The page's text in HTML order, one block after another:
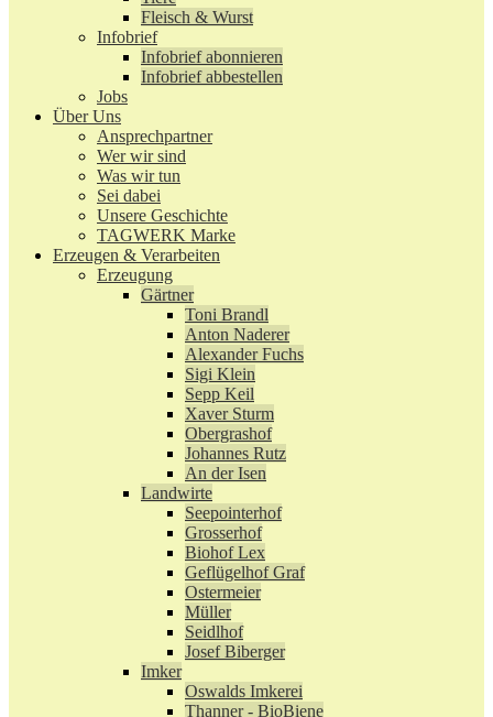
Fleisch & Wurst
Infobrief
Infobrief abonnieren
Infobrief abbestellen
Jobs
Über Uns
Ansprechpartner
Wer wir sind
Was wir tun
Sei dabei
Unsere Geschichte
TAGWERK Marke
Erzeugen & Verarbeiten
Erzeugung
Gärtner
Toni Brandl
Anton Naderer
Alexander Fuchs
Sigi Klein
Sepp Keil
Xaver Sturm
Obergrashof
Johannes Rutz
An der Isen
Landwirte
Seepointerhof
Grosserhof
Biohof Lex
Geflügelhof Graf
Ostermeier
Müller
Seidlhof
Josef Biberger
Imker
Oswalds Imkerei
Thanner - BioBiene